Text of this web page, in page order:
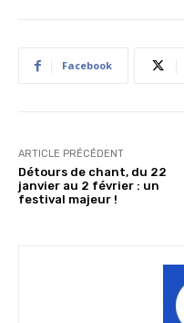
Facebook
ARTICLE PRÉCÉDENT
Détours de chant, du 22
janvier au 2 février : un
festival majeur !